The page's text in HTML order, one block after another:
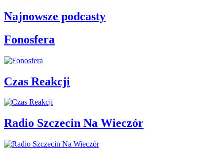
Najnowsze podcasty
Fonosfera
Czas Reakcji
Radio Szczecin Na Wieczór